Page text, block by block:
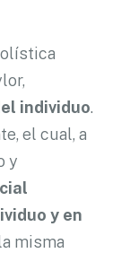
individuo.
el cual, a
y
y en
misma